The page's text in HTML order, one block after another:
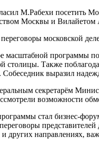
М.Рабехи
Москвы и
московской
программы по
столицы. Также
выразил
секретарём
возможности
стал бизнес-
и других направлениях,